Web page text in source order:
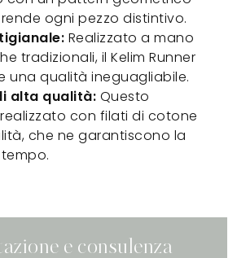
ogni pezzo distintivo.
Realizzato a mano
tradizionali, il Kelim Runner
una qualità ineguagliabile.
alta qualità: Questo
con filati di cotone
che ne garantiscono la
e consulenza